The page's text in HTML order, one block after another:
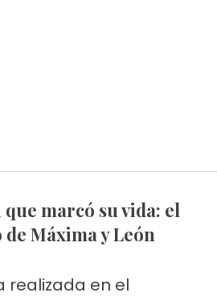
Máxima y León
realizada en el